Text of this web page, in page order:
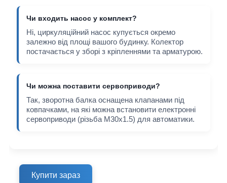
Чи входить насос у комплект?
Ні, циркуляційний насос купується окремо
залежно від площі вашого будинку. Колектор
постачається у зборі з кріпленнями та арматурою.
Чи можна поставити сервоприводи?
Так, зворотна балка оснащена клапанами під
ковпачками, на які можна встановити електронні
сервоприводи (різьба М30х1.5) для автоматики.
Купити зараз